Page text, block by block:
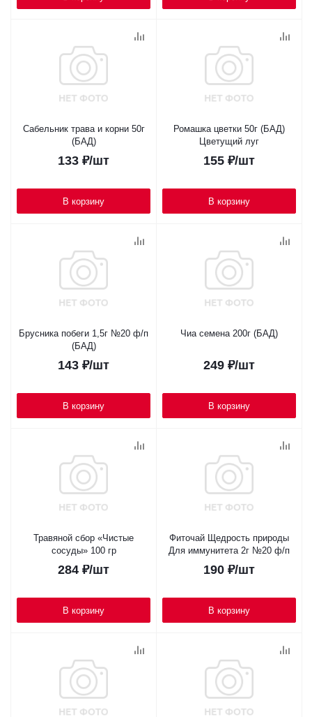
Сабельник трава и корни 50г
(БАД)
133 ₽/шт
В корзину
Ромашка цветки 50г (БАД)
Цветущий луг
155 ₽/шт
В корзину
Брусника побеги 1,5г №20 ф/п
(БАД)
143 ₽/шт
В корзину
Чиа семена 200г (БАД)
249 ₽/шт
В корзину
Травяной сбор «Чистые
сосуды» 100 гр
284 ₽/шт
В корзину
Фиточай Щедрость природы
Для иммунитета 2г №20 ф/п
190 ₽/шт
В корзину